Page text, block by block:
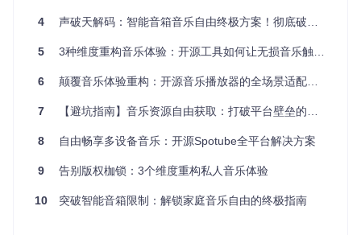
适配原理：一套代码，全平台运行
Spotube采用Flutter框架开发，就像用一套积木搭建不同造型
S、Linux、iOS和Android上运行。这种架构带来三大好处：
功能一致性：无论在哪种设备上，你都能获得相同的核心
更新同步性：新功能会同时推送到所有平台
4 声破天解码：智能音箱音乐自由终极方案！彻底破解版权壁垒与会员枷锁
5 3种维度重构音乐体验：开源工具如何让无损音乐触手可及
6 颠覆音乐体验重构：开源音乐播放器的全场景适配方案
7 【避坑指南】音乐资源自由获取：打破平台壁垒的非技术方案
8 自由畅享多设备音乐：开源Spotube全平台解决方案
9 告别版权枷锁：3个维度重构私人音乐体验
10 突破智能音箱限制：解锁家庭音乐自由的终极指南